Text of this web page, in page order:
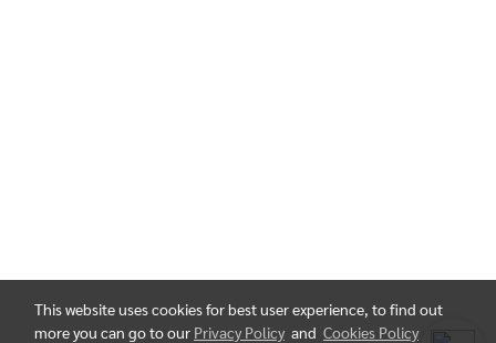
This website uses cookies for best user experience, to find out
more you can go to our Privacy Policy and Cookies Policy